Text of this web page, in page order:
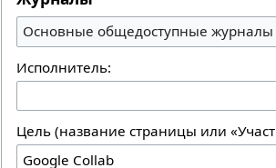
Основные общедоступные журналы
Исполнитель:
Цель (название страницы или